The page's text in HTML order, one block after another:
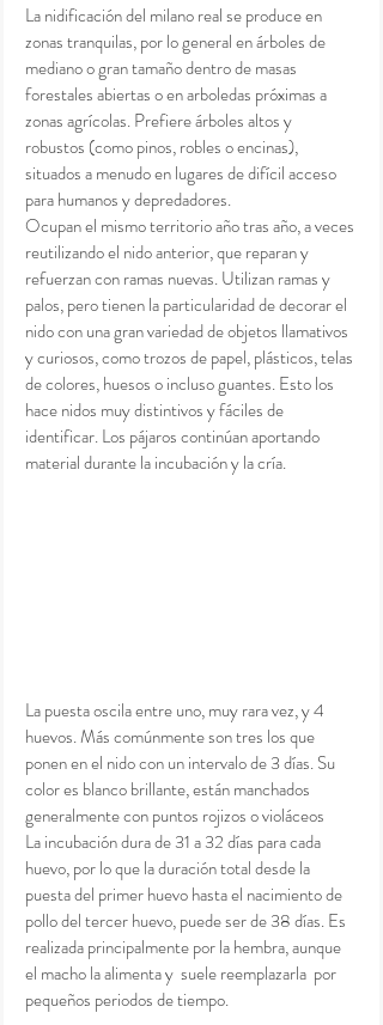
La nidificación del milano real se produce en
zonas tranquilas, por lo general en árboles de
mediano o gran tamaño dentro de masas
forestales abiertas o en arboledas próximas a
zonas agrícolas. Prefiere árboles altos y
robustos (como pinos, robles o encinas),
situados a menudo en lugares de difícil acceso
para humanos y depredadores.
Ocupan el mismo territorio año tras año, a veces
reutilizando el nido anterior, que reparan y
refuerzan con ramas nuevas. Utilizan ramas y
palos, pero tienen la particularidad de decorar el
nido con una gran variedad de objetos llamativos
y curiosos, como trozos de papel, plásticos, telas
de colores, huesos o incluso guantes. Esto los
hace nidos muy distintivos y fáciles de
identificar. Los pájaros continúan aportando
material durante la incubación y la cría.
La puesta oscila entre uno, muy rara vez, y 4
huevos. Más comúnmente son tres los que
ponen en el nido con un intervalo de 3 días. Su
color es blanco brillante, están manchados
generalmente con puntos rojizos o violáceos
La incubación dura de 31 a 32 días para cada
huevo, por lo que la duración total desde la
puesta del primer huevo hasta el nacimiento de
pollo del tercer huevo, puede ser de 38 días. Es
realizada principalmente por la hembra, aunque
el macho la alimenta y  suele reemplazarla  por
pequeños periodos de tiempo.